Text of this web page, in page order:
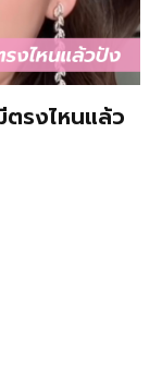
รงไหนแล้ว